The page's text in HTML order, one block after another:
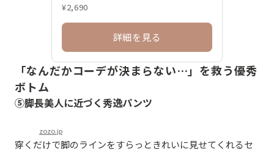
¥2,690
詳細を見る
「なんだかコーデが決まらない…」を救う優秀
ボトム
⑤脚長美人に近づく秀逸パンツ
zozo.jp
穿くだけで脚のラインをすらっときれいに見せてくれるセ